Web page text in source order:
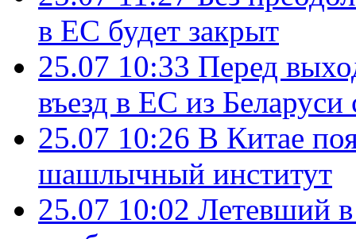
в ЕС будет закрыт
25.07 10:33 Перед
въезд в ЕС из Беларуси
25.07 10:26 В Китае
шашлычный институт
25.07 10:02 Летевший